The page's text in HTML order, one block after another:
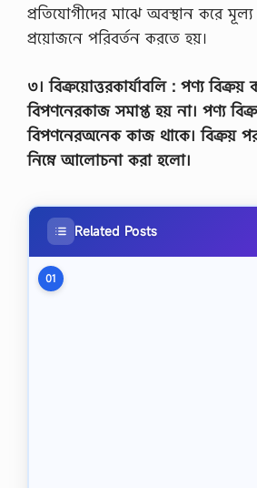
প্রতিযোগীদের মাঝে অবস্থান করে মূল্য
প্রয়োজনে পরিবর্তন করতে হয়।
৩। বিক্রয়োত্তরকার্যাবলি : পণ্য বিক্রয়
বিপণনেরকাজ সমাপ্ত হয় না। পণ্য
বিপণনেরঅনেক কাজ থাকে। বিক্রয়
নিম্নে আলোচনা করা হলো।
Related Posts
01